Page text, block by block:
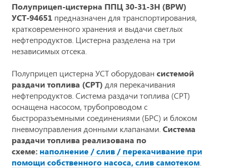
Полуприцеп-цистерна ППЦ 30-31-3Н (BPW)
УСТ-94651 предназначен для транспортирования,
кратковременного хранения и выдачи светлых
нефтепродуктов. Цистерна разделена на три
независимых отсека.
Полуприцеп цистерна УСТ оборудован системой
раздачи топлива (СРТ) для перекачивания
нефтепродуктов. Система раздачи топлива (СРТ)
оснащена насосом, трубопроводом с
быстроразъемными соединениями (БРС) и блоком
пневмоуправления донными клапанами. Система
раздачи топлива реализована по
схеме: наполнение / слив / перекачивание при
помощи собственного насоса, слив самотеком